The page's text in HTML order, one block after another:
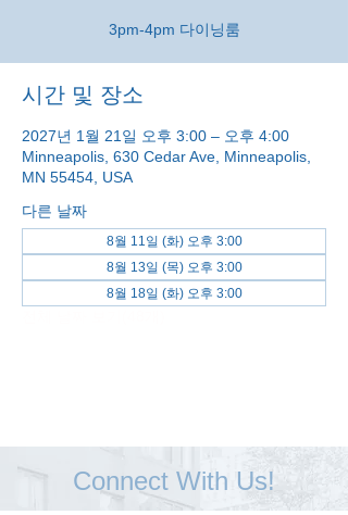
3pm-4pm 다이닝룸
시간 및 장소
2027년 1월 21일 오후 3:00 – 오후 4:00
Minneapolis, 630 Cedar Ave, Minneapolis,
MN 55454, USA
다른 날짜
8월 11일 (화) 오후 3:00
8월 13일 (목) 오후 3:00
8월 18일 (화) 오후 3:00
Connect With Us!